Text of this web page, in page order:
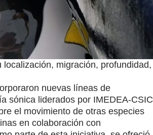
migración, profundidad,
nuevas líneas de
sónica liderados por IMEDEA-CSIC
el movimiento de otras especies
en colaboración con